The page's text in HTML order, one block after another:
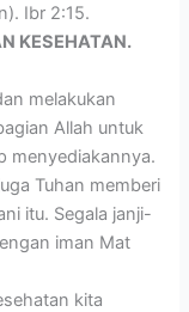
Ibr 2:15.
KESEHATAN.
melakukan
Allah untuk
menyediakannya.
Tuhan memberi
itu. Segala janji-
iman Mat
kita